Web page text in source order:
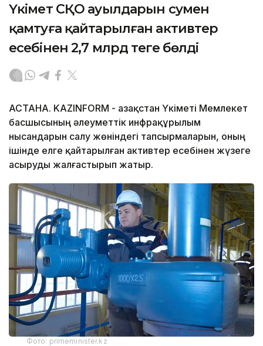
Үкімет СҚО ауылдарын сумен
қамтуға қайтарылған активтер
есебінен 2,7 млрд теңге бөлді
АСТАНА. KAZINFORM - Қазақстан Үкіметі Мемлекет
басшысының әлеуметтік инфрақұрылым
нысандарын салу жөніндегі тапсырмаларын, оның
ішінде елге қайтарылған активтер есебінен жүзеге
асыруды жалғастырып жатыр.
Фото: primeminister.kz